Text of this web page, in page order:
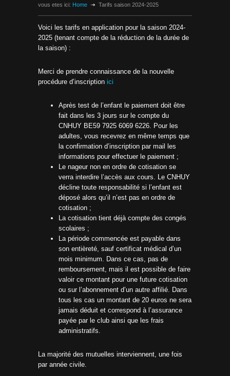
vous etes ici: Home Tarifs saison 2024-2025
Voici les tarifs en application pour la saison 2024-
2025 (tenant compte de la réduction de la durée de
la saison) :
Merci de prendre connaissance de la nouvelle
procédure d’inscription ici
Après test de l’enfant le paiement doit être
fait dans les 3 jours sur le compte du
CNHUY BE59 7925 6069 6226. Pour les
adultes, vous recevrez en même temps que
la confirmation d’inscription par mail les
informations pour effectuer le paiement ;
Le nageur non en ordre de cotisation se
verra interdire l’accès aux cours. Le CNHUY
décline toute responsabilité si l’enfant est
déposé alors qu’il n’est pas en ordre de
cotisation ;
La cotisation tient déjà compte des congés
scolaires ;
La période commencée est payable dans
son entièreté, sauf certificat médical d’un
mois minimum. Dans ce cas, pas de
remboursement, mais il est possible de faire
valoir ce montant pour une future cotisation
ou sur l’abonnement d’un autre affilié. Dans
tous les cas un montant de 20 euros ne sera
jamais déduit et correspond à l’assurance
payée par le club ainsi que les frais
administratifs.
La majorité des mutuelles interviennent, une fois
par année civile.